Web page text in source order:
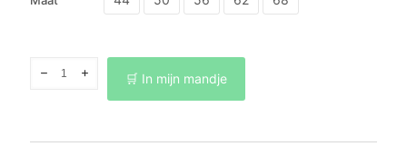
🛒 In mijn mandje